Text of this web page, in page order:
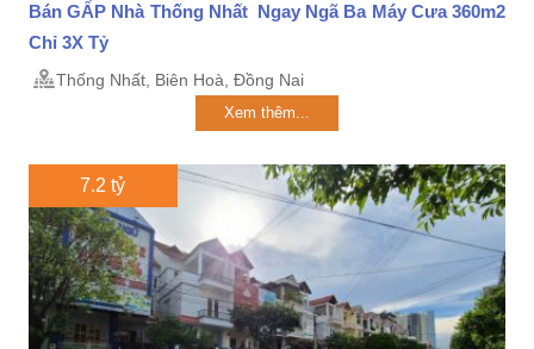
Bán GẤP Nhà Thống Nhất Ngay Ngã Ba Máy Cưa 360m2
Chỉ 3X Tỷ
Thống Nhất, Biên Hoà, Đồng Nai
Xem thêm...
7.2 tỷ